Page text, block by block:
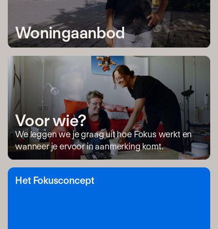
Woningaanbod
Voor wie?
We leggen we je graag uit hoe Fokus werkt en
wanneer je ervoor in aanmerking komt.
Het Fokusconcept